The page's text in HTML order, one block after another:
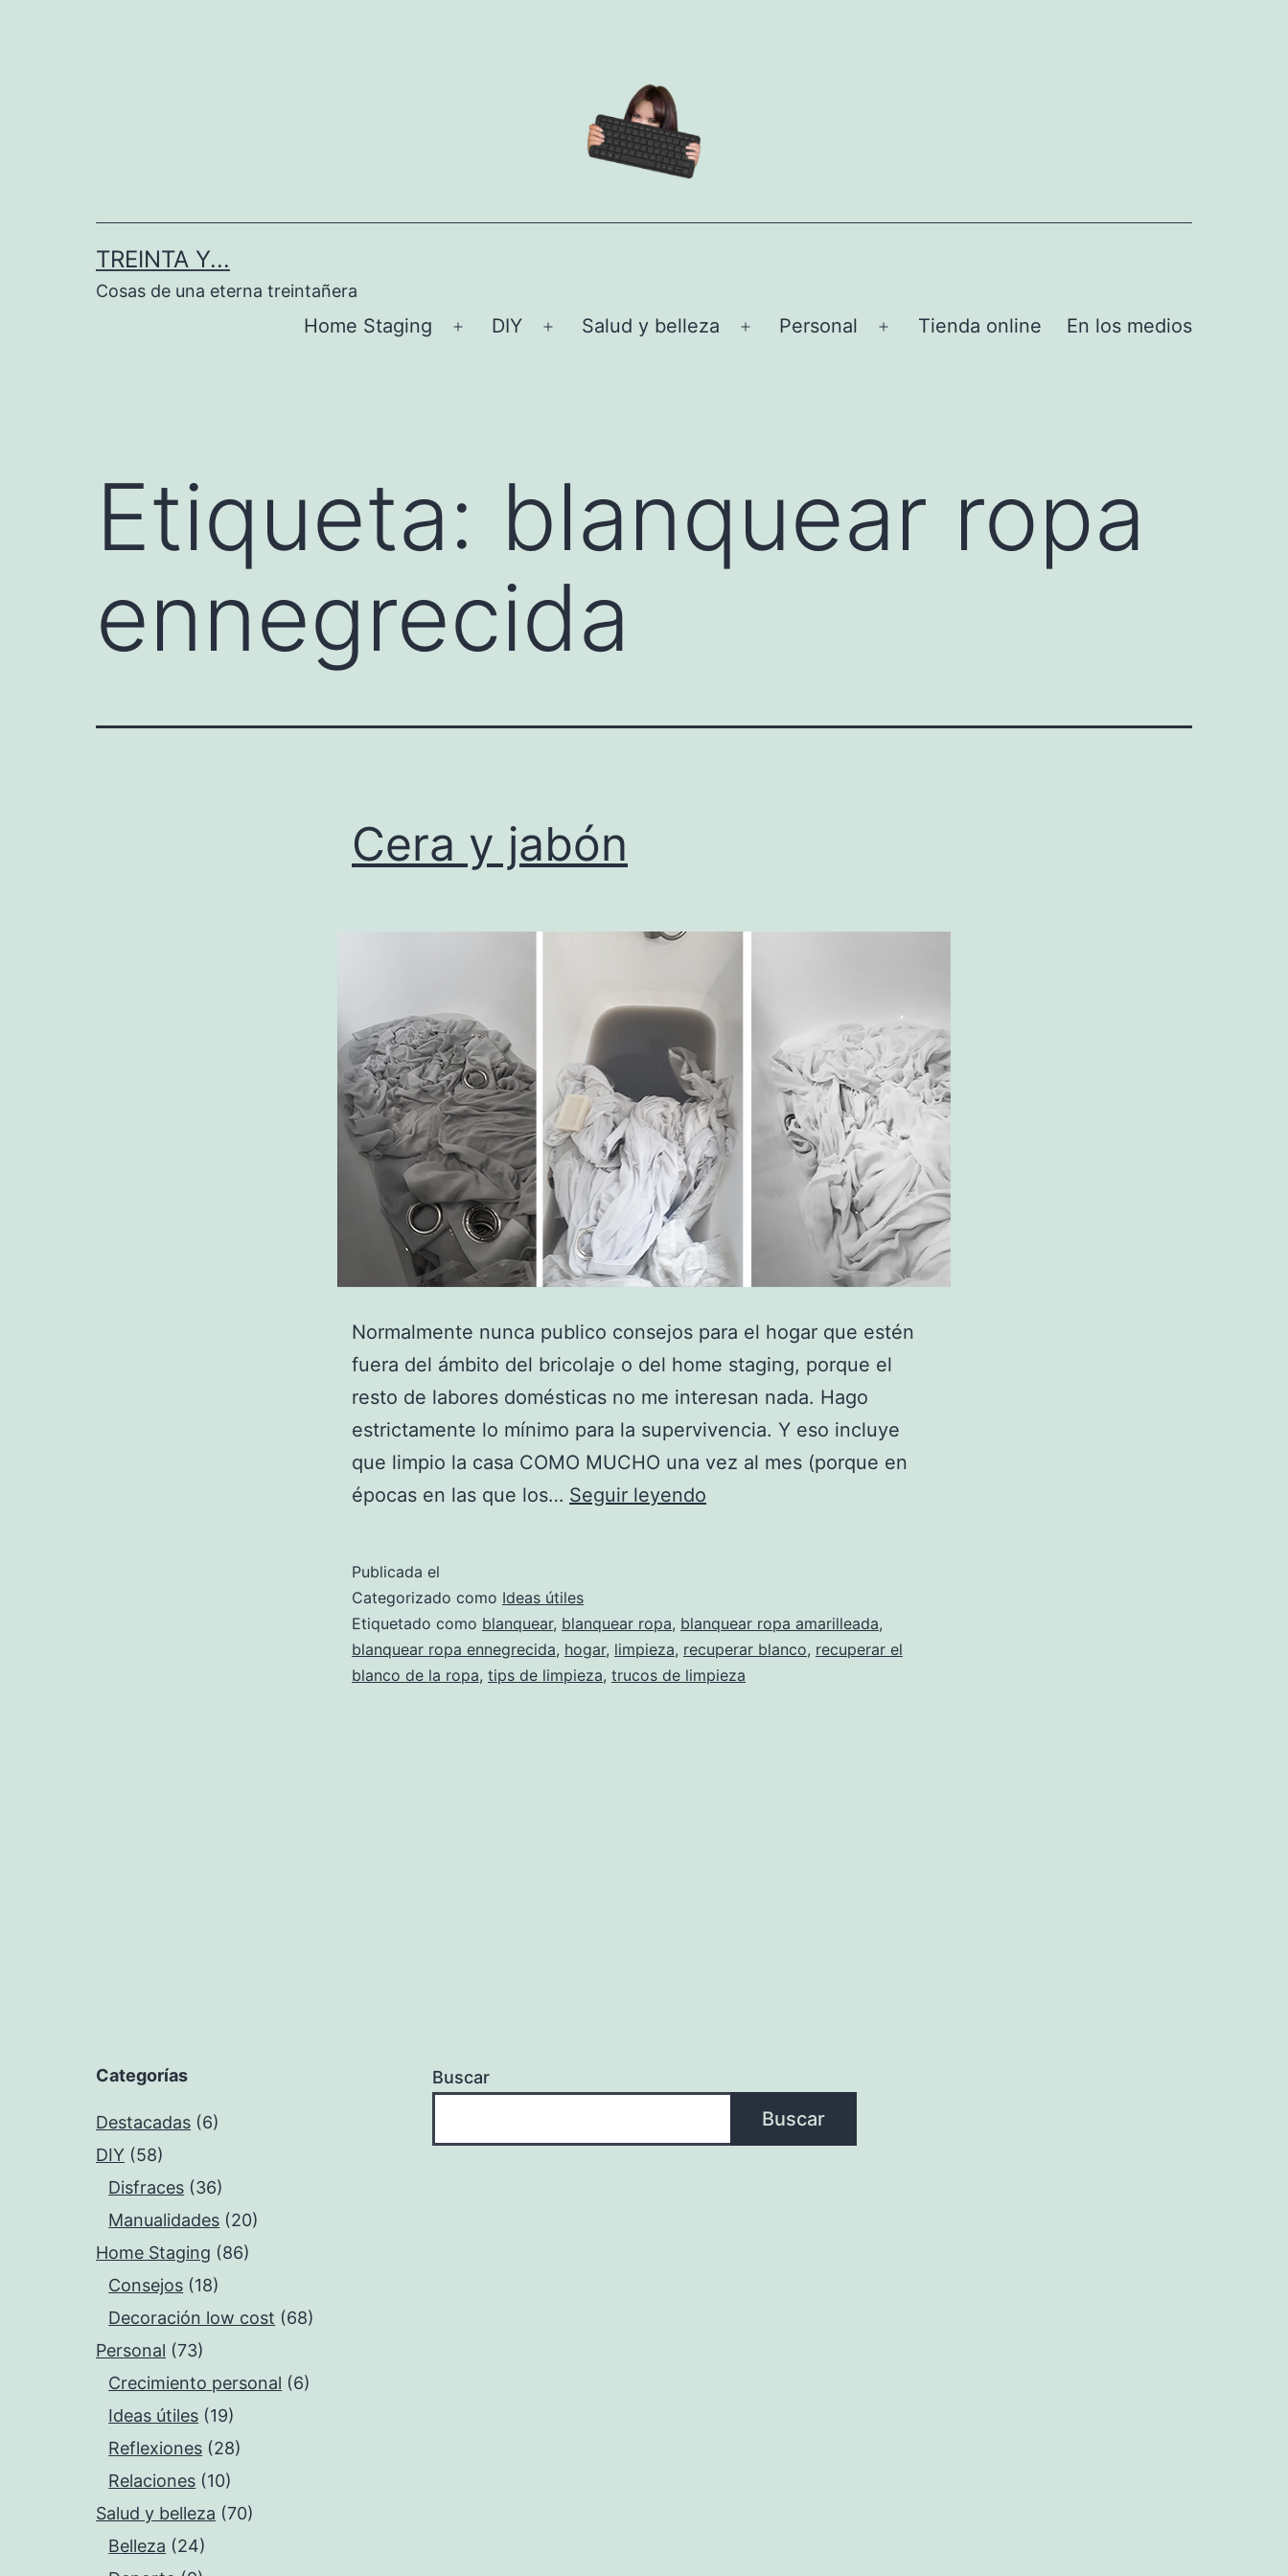
TREINTA Y...
Cosas de una eterna treintañera
Home Staging
Abrir
DIY
Abrir
Salud y belleza
Abrir
Personal
Abrir
Tienda online En los medios
Etiqueta: blanquear ropa
ennegrecida
Cera y jabón
Normalmente nunca publico consejos para el hogar que estén
fuera del ámbito del bricolaje o del home staging, porque el
resto de labores domésticas no me interesan nada. Hago
estrictamente lo mínimo para la supervivencia. Y eso incluye
que limpio la casa COMO MUCHO una vez al mes (porque en
épocas en las que los… Seguir leyendo
Publicada el
Categorizado como Ideas útiles
Etiquetado como blanquear, blanquear ropa, blanquear ropa amarilleada,
blanquear ropa ennegrecida, hogar, limpieza, recuperar blanco, recuperar el
blanco de la ropa, tips de limpieza, trucos de limpieza
Categorías
Destacadas (6)
DIY (58)
Disfraces (36)
Manualidades (20)
Home Staging (86)
Consejos (18)
Decoración low cost (68)
Personal (73)
Crecimiento personal (6)
Ideas útiles (19)
Reflexiones (28)
Relaciones (10)
Salud y belleza (70)
Belleza (24)
Buscar
Buscar